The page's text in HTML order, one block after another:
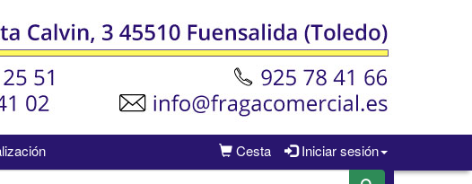
Cesta Iniciar sesión